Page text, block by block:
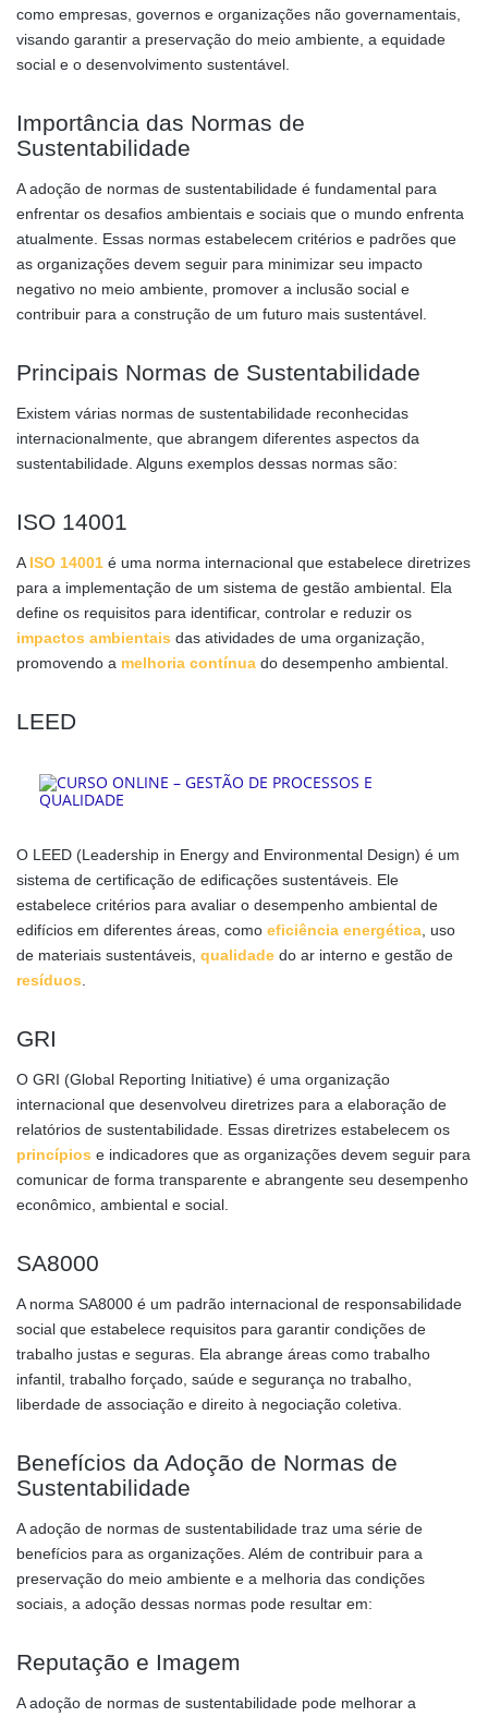
como empresas, governos e organizações não governamentais,
visando garantir a preservação do meio ambiente, a equidade
social e o desenvolvimento sustentável.
Importância das Normas de
Sustentabilidade
A adoção de normas de sustentabilidade é fundamental para
enfrentar os desafios ambientais e sociais que o mundo enfrenta
atualmente. Essas normas estabelecem critérios e padrões que
as organizações devem seguir para minimizar seu impacto
negativo no meio ambiente, promover a inclusão social e
contribuir para a construção de um futuro mais sustentável.
Principais Normas de Sustentabilidade
Existem várias normas de sustentabilidade reconhecidas
internacionalmente, que abrangem diferentes aspectos da
sustentabilidade. Alguns exemplos dessas normas são:
ISO 14001
AISO 14001 é uma norma internacional que estabelece diretrizes
para a implementação de um sistema de gestão ambiental. Ela
define os requisitos para identificar, controlar e reduzir os
impactos ambientais das atividades de uma organização,
promovendo a melhoria contínua do desempenho ambiental.
LEED
O LEED (Leadership in Energy and Environmental Design) é um
sistema de certificação de edificações sustentáveis. Ele
estabelece critérios para avaliar o desempenho ambiental de
edifícios em diferentes áreas, como eficiência energética , uso
de materiais sustentáveis, qualidade do ar interno e gestão de
resíduos
GRI
O GRI (Global Reporting Initiative) é uma organização
internacional que desenvolveu diretrizes para a elaboração de
relatórios de sustentabilidade. Essas diretrizes estabelecem os
princípios e indicadores que as organizações devem seguir para
comunicar de forma transparente e abrangente seu desempenho
econômico, ambiental e social.
SA8000
A norma SA8000 é um padrão internacional de responsabilidade
social que estabelece requisitos para garantir condições de
trabalho justas e seguras. Ela abrange áreas como trabalho
infantil, trabalho forçado, saúde e segurança no trabalho,
liberdade de associação e direito à negociação coletiva.
Benefícios da Adoção de Normas de
Sustentabilidade
A adoção de normas de sustentabilidade traz uma série de
benefícios para as organizações. Além de contribuir para a
preservação do meio ambiente e a melhoria das condições
sociais, a adoção dessas normas pode resultar em:
Reputação e Imagem
A adoção de normas de sustentabilidade pode melhorar a